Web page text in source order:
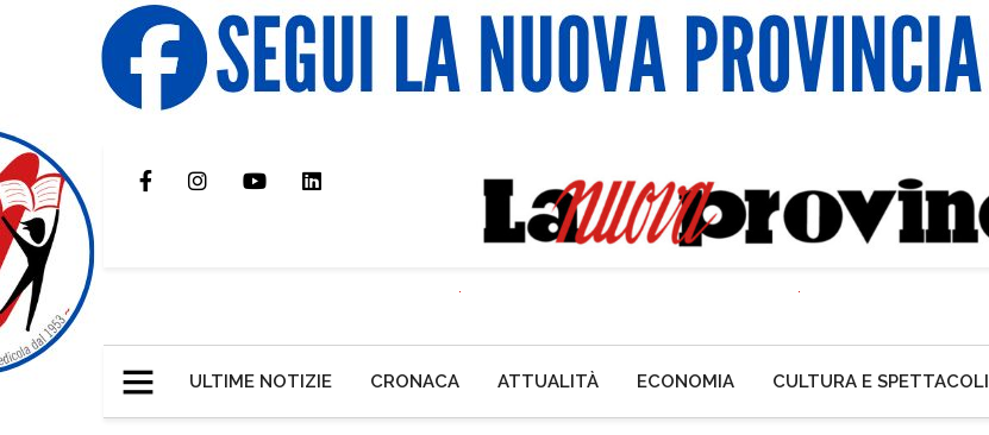
ULTIME NOTIZIE CRONACA ATTUALITÀ ECONOMIA CULTURA E SPETTACOLI